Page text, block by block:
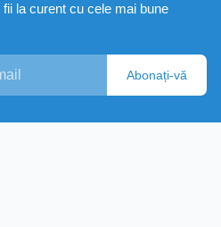
la curent cu cele mai bune
Abonați-vă